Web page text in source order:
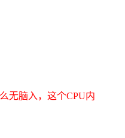
无脑入，这个CPU内